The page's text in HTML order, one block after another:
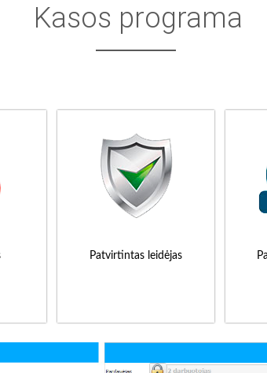
Kasos programa
Patvirtintas leidėjas